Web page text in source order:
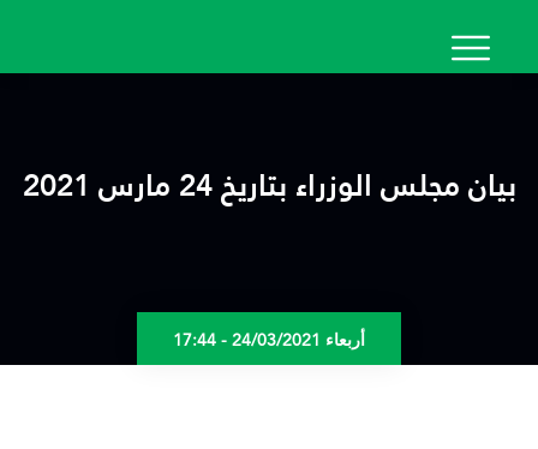
المحتوى
بيان مجلس الوزراء بتاريخ 24 مارس 2021
أربعاء 24/03/2021 - 17:44